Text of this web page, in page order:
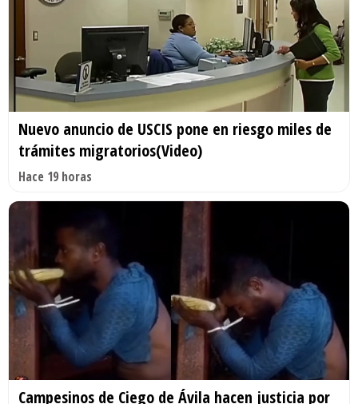
Nuevo anuncio de USCIS pone en riesgo miles de
trámites migratorios(Video)
Hace 19 horas
Campesinos de Ciego de Ávila hacen justicia por